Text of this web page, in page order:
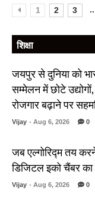
1 2 3
शिक्षा
जयपुर से दुनिया को
सम्मेलन में छोटे
रोजगार बढ़ाने पर
Vijay - Aug 6, 2026 0
जब एल्गोरिद्म तय
डिजिटल इको चैंबर का
Vijay - Aug 6, 2026 0